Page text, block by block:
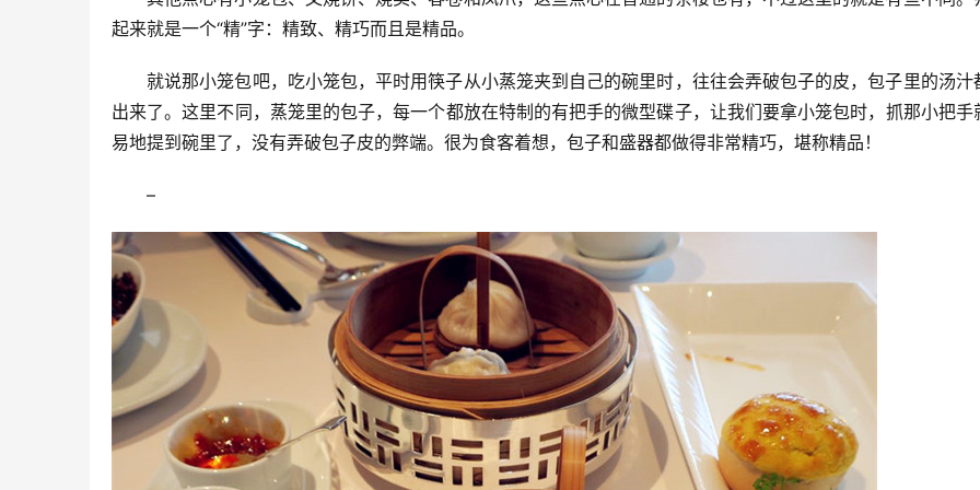
起来就是一个“精”字：精致、精巧而且是精品。
就说那小笼包吧，吃小笼包，平时用筷子从小蒸笼夹到自己的碗里时，往往会弄破包子的皮，包子里的汤汁
出来了。这里不同，蒸笼里的包子，每一个都放在特制的有把手的微型碟子，让我们要拿小笼包时，抓那小把手
易地提到碗里了，没有弄破包子皮的弊端。很为食客着想，包子和盛器都做得非常精巧，堪称精品！
–